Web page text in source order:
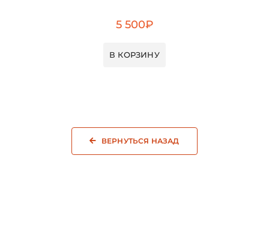
5 500₽
В КОРЗИНУ
ВЕРНУТЬСЯ НАЗАД